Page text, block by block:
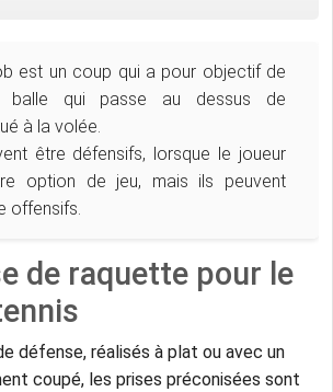
est un coup qui a pour objectif de
balle qui passe au dessus de
à la volée.
être défensifs, lorsque le joueur
option de jeu, mais ils peuvent
offensifs.
de raquette pour le
défense, réalisés à plat ou avec un
coupé, les prises préconisées sont